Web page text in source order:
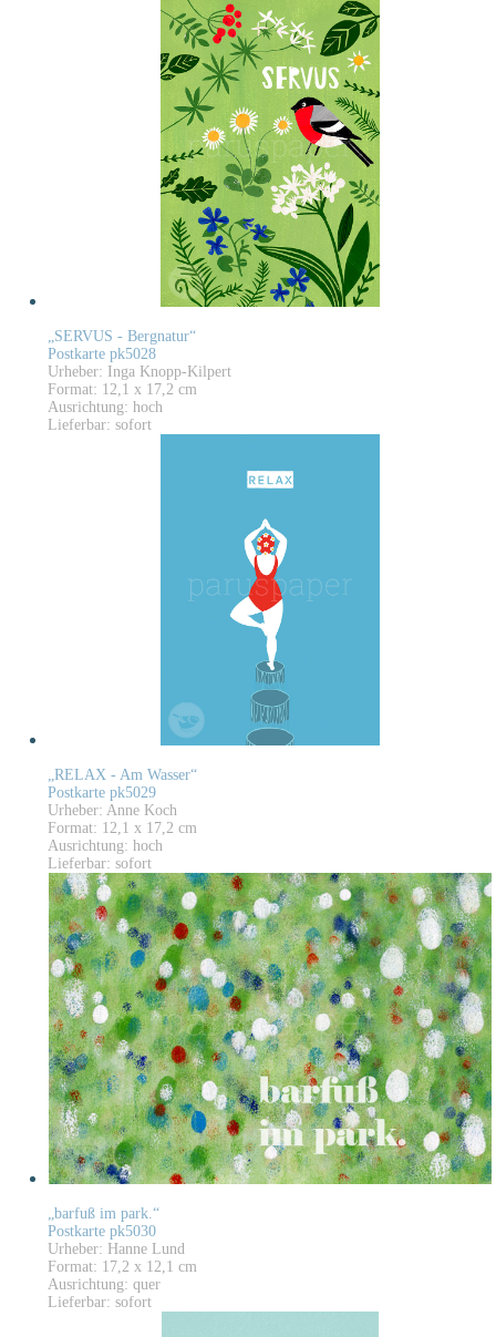
„SERVUS - Bergnatur“
Postkarte pk5028
Urheber: Inga Knopp-Kilpert
Format: 12,1 x 17,2 cm
Ausrichtung: hoch
Lieferbar: sofort
„RELAX - Am Wasser“
Postkarte pk5029
Urheber: Anne Koch
Format: 12,1 x 17,2 cm
Ausrichtung: hoch
Lieferbar: sofort
„barfuß im park.“
Postkarte pk5030
Urheber: Hanne Lund
Format: 17,2 x 12,1 cm
Ausrichtung: quer
Lieferbar: sofort